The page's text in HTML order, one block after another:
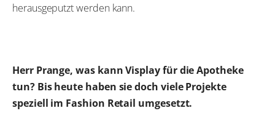
herausgeputzt werden kann.
Herr Prange, was kann Visplay für die Apotheke
tun? Bis heute haben sie doch viele Projekte
speziell im Fashion Retail umgesetzt.